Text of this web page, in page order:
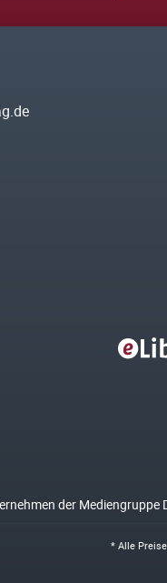
der Mediengruppe
* Alle